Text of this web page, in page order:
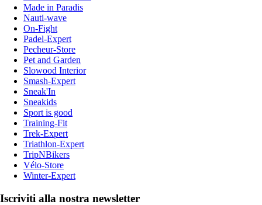
Made in Paradis
Nauti-wave
On-Fight
Padel-Expert
Pecheur-Store
Pet and Garden
Slowood Interior
Smash-Expert
Sneak'In
Sneakids
Sport is good
Training-Fit
Trek-Expert
Triathlon-Expert
TripNBikers
Vélo-Store
Winter-Expert
Iscriviti alla nostra newsletter